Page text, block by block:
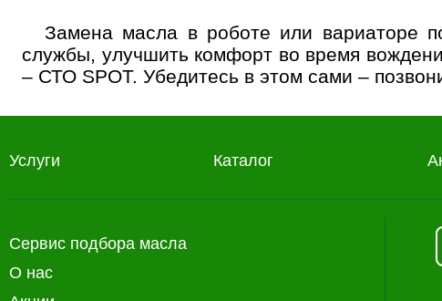
Замена масла в роботе или вариаторе
службы, улучшить комфорт во время
– СТО SPOT. Убедитесь в этом сами –
Услуги Каталог
Сервис подбора масла
О нас